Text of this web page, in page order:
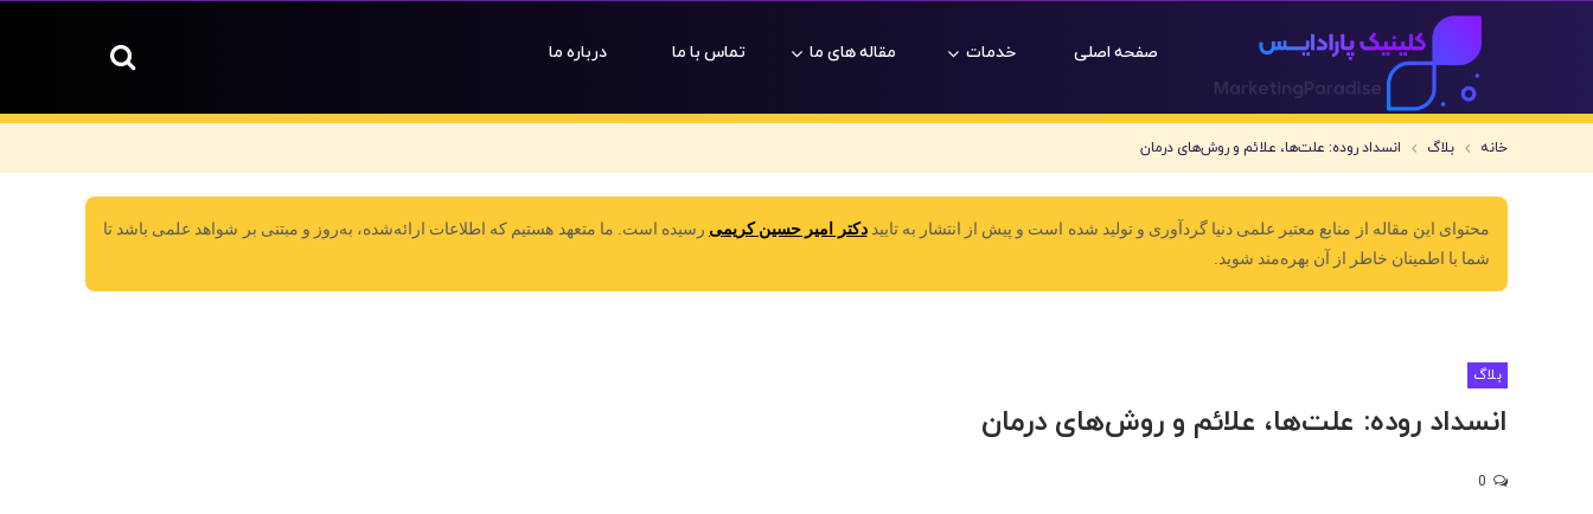
صفحه اصلی خدمات مقاله های ما تماس با ما درباره ما
خانه بلاگ انسداد روده: علت‌ها، علائم و روش‌های درمان
محتوای این مقاله از منابع معتبر علمی دنیا گردآوری و تولید شده است و پیش از انتشار به تاییددکتر امیر حسین کریمی رسیده است. ما متعهد هستیم که اطلاعات ارائه‌شده، به‌روز و مبتنی بر شواهد علمی باشد تا
شما با اطمینان خاطر از آن بهره‌مند شوید.
بلاگ
انسداد روده: علت‌ها، علائم و روش‌های درمان